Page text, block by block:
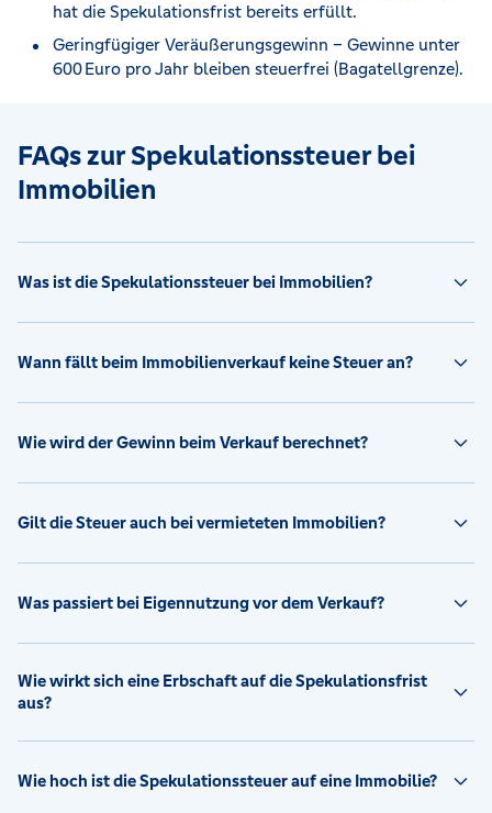
hat die Spekulationsfrist bereits erfüllt.
Geringfügiger Veräußerungsgewinn – Gewinne unter
600 Euro pro Jahr bleiben steuerfrei (Bagatellgrenze).
FAQs zur Spekulationssteuer bei
Immobilien
Was ist die Spekulationssteuer bei Immobilien?
Wann fällt beim Immobilienverkauf keine Steuer an?
Wie wird der Gewinn beim Verkauf berechnet?
Gilt die Steuer auch bei vermieteten Immobilien?
Was passiert bei Eigennutzung vor dem Verkauf?
Wie wirkt sich eine Erbschaft auf die Spekulationsfrist
aus?
Wie hoch ist die Spekulationssteuer auf eine Immobilie?